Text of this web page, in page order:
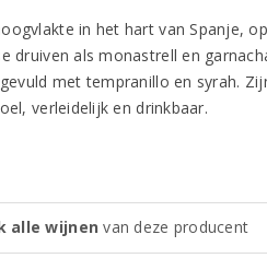
in het hart van Spanje, op
druiven als monastrell en
met tempranillo en syrah.
verleidelijk en drinkbaar.
alle wijnen van deze producent